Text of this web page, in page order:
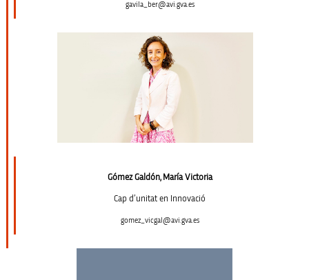
gavila_ber@avi.gva.es
Gómez Galdón, María Victoria
Cap d’unitat en Innovació
gomez_vicgal@avi.gva.es